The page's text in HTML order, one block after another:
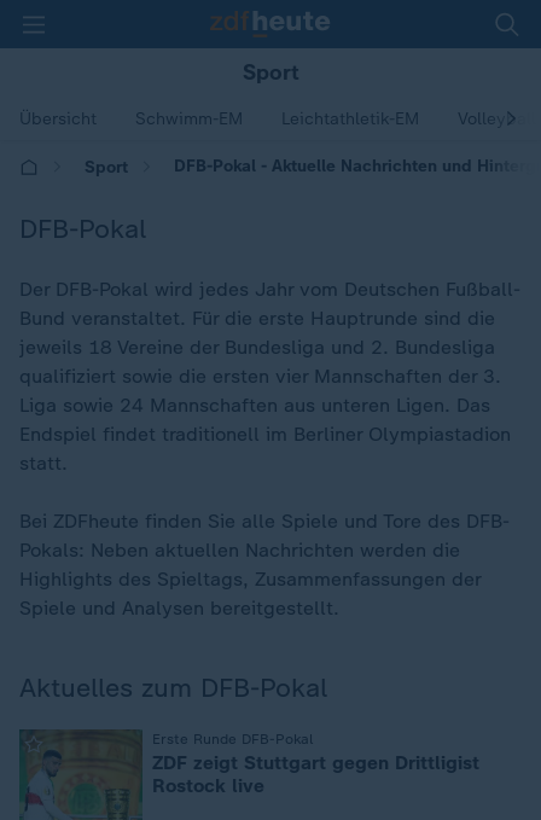
Sport
Übersicht Schwimm-EM Leichtathletik-EM Volleyball
Sport DFB-Pokal - Aktuelle Nachrichten und
DFB-Pokal
Der DFB-Pokal wird jedes Jahr vom Deutschen Fußball-
Bund veranstaltet. Für die erste Hauptrunde sind die
jeweils 18 Vereine der Bundesliga und 2. Bundesliga
qualifiziert sowie die ersten vier Mannschaften der 3.
Liga sowie 24 Mannschaften aus unteren Ligen. Das
Endspiel findet traditionell im Berliner Olympiastadion
statt.
Bei ZDFheute finden Sie alle Spiele und Tore des DFB-
Pokals: Neben aktuellen Nachrichten werden die
Highlights des Spieltags, Zusammenfassungen der
Spiele und Analysen bereitgestellt.
Aktuelles zum DFB-Pokal
Erste Runde DFB-Pokal
:
ZDF zeigt Stuttgart gegen Drittligist
Rostock live